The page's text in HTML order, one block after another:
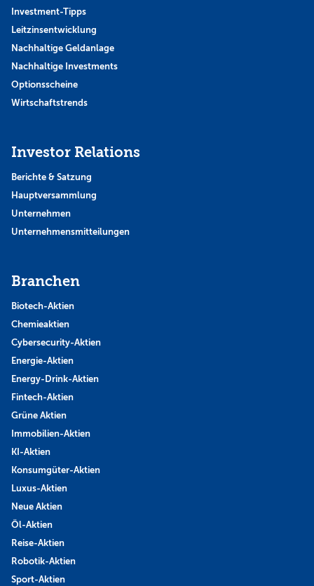
Investment-Tipps
Leitzinsentwicklung
Nachhaltige Geldanlage
Nachhaltige Investments
Optionsscheine
Wirtschaftstrends
Investor Relations
Berichte & Satzung
Hauptversammlung
Unternehmen
Unternehmensmitteilungen
Branchen
Biotech-Aktien
Chemieaktien
Cybersecurity-Aktien
Energie-Aktien
Energy-Drink-Aktien
Fintech-Aktien
Grüne Aktien
Immobilien-Aktien
KI-Aktien
Konsumgüter-Aktien
Luxus-Aktien
Neue Aktien
Öl-Aktien
Reise-Aktien
Robotik-Aktien
Sport-Aktien